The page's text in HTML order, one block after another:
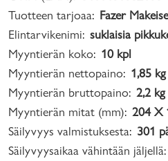
Tuotteen tarjoaa: Fazer
Elintarvikenimi: suklaisia
Myyntierän koko: 10 kpl
Myyntierän nettopaino: 1,85 kg
Myyntierän bruttopaino: 2,2 kg
Myyntierän mitat (mm): 204 X
Säilyvyys valmistuksesta: 301
Säilyvyysaikaa vähintään jäljellä: